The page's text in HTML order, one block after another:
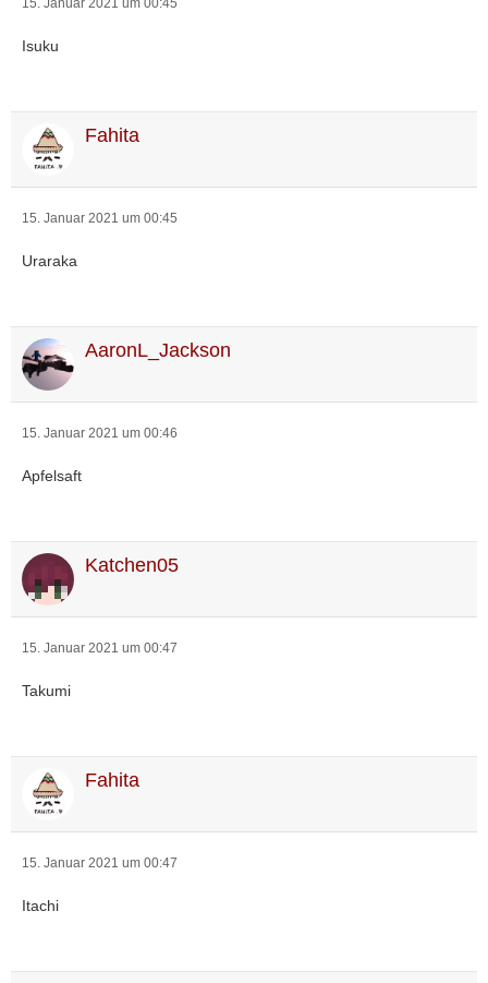
15. Januar 2021 um 00:45
Isuku
Fahita
15. Januar 2021 um 00:45
Uraraka
AaronL_Jackson
15. Januar 2021 um 00:46
Apfelsaft
Katchen05
15. Januar 2021 um 00:47
Takumi
Fahita
15. Januar 2021 um 00:47
Itachi